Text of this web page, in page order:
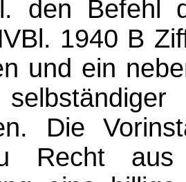
den Befehl
1940 B
und ein
Die
Recht aus